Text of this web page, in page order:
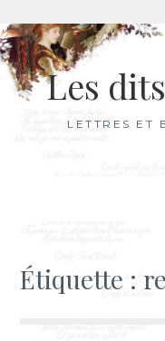
Aller
au
contenuLes
LETTRES ET
Étiquette :